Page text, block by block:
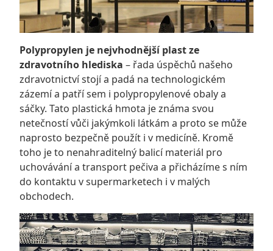
Polypropylen je nejvhodnější plast ze
zdravotního hlediska – řada úspěchů našeho
zdravotnictví stojí a padá na technologickém
zázemí a patří sem i polypropylenové obaly a
sáčky. Tato plastická hmota je známa svou
netečností vůči jakýmkoli látkám a proto se může
naprosto bezpečně použít i v medicíně. Kromě
toho je to nenahraditelný balicí materiál pro
uchovávání a transport pečiva a přicházíme s ním
do kontaktu v supermarketech i v malých
obchodech.